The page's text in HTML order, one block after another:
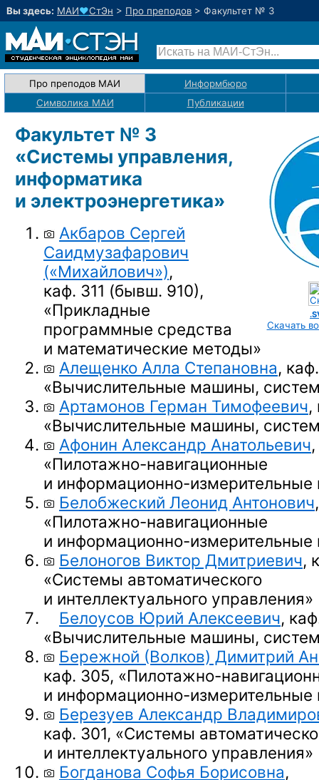
Вы здесь: МАИ♥СтЭн > Про преподов > Факультет № 3
Про преподов МАИ
Информбюро
Символика МАИ
Публикации
Скачать
Факультет № 3
«Системы управления,
информатика
и электроэнергетика»
Акбаров Сергей
Саидмузафарович
(«Михайлович»),
каф. 311 (бывш. 910),
«Прикладные
программные средства
и математические методы»
Алещенко Алла Степановна,
«Вычислительные машины,
Артамонов Герман Тимофеевич,
«Вычислительные машины,
Афонин Александр Анатольевич
«Пилотажно-навигационные
и информационно-измерительные
Белобжеский Леонид Антонович
«Пилотажно-навигационные
и информационно-измерительные
Белоногов Виктор Дмитриевич,
«Системы автоматического
и интеллектуального управления»
Белоусов Юрий Алексеевич,
«Вычислительные машины,
Бережной (Волков) Димитрий
каф. 305, «Пилотажно-
и информационно-измерительные
Березуев Александр
каф. 301, «Системы
и интеллектуального управления»
Богданова Софья Борисовна,